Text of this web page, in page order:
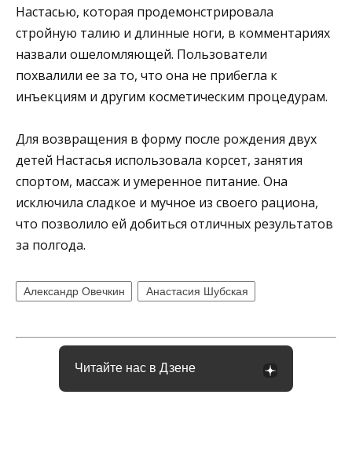
Настасью, которая продемонстрировала
стройную талию и длинные ноги, в комментариях
назвали ошеломляющей. Пользователи
похвалили ее за то, что она не прибегла к
инъекциям и другим косметическим процедурам.
Для возвращения в форму после рождения двух
детей Настасья использовала корсет, занятия
спортом, массаж и умеренное питание. Она
исключила сладкое и мучное из своего рациона,
что позволило ей добиться отличных результатов
за полгода.
Александр Овечкин Анастасия Шубская
Читайте нас в Дзене